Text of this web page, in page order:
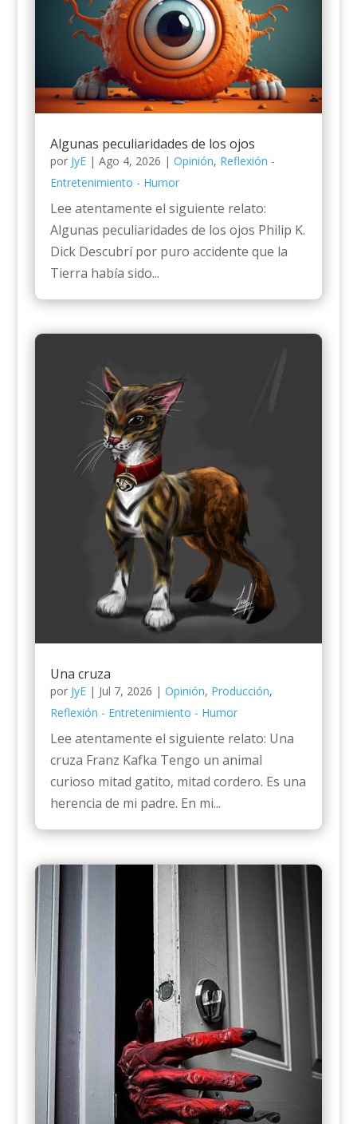
Algunas peculiaridades de los ojos
por JyE| Ago 4, 2026 | Opinión, Reflexión -
Entretenimiento - Humor
Lee atentamente el siguiente relato:
Algunas peculiaridades de los ojos Philip K.
Dick Descubrí por puro accidente que la
Tierra había sido...
Una cruza
por JyE| Jul 7, 2026 | Opinión, Producción,
Reflexión - Entretenimiento - Humor
Lee atentamente el siguiente relato: Una
cruza Franz Kafka Tengo un animal
curioso mitad gatito, mitad cordero. Es una
herencia de mi padre. En mi...